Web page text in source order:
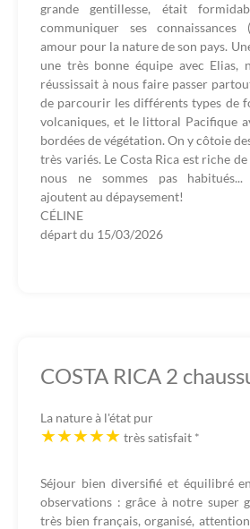
grande gentillesse, était
communiquer ses connaissances
amour pour la nature de son pays.
une très bonne équipe avec Elias,
réussissait à nous faire passer
de parcourir les différents types de
volcaniques, et le littoral Pacifique
bordées de végétation. On y côtoie
très variés. Le Costa Rica est riche
nous ne sommes pas habitués...
ajoutent au dépaysement!
CÉLINE
départ du 15/03/2026
COSTA RICA 2
La nature à l'état pur
très satisfait *
Séjour bien diversifié et équilibré
observations : grâce à notre super
très bien français, organisé,